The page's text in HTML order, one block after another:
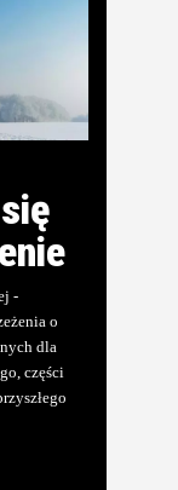
-
o
dla
części